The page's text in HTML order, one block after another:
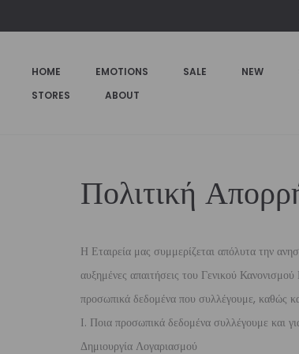
HOME EMOTIONS SALE NEW
STORES
ABOUT
Πολιτική
Η Εταιρεία μας συμμερίζεται απόλυτα την
αυξημένες απαιτήσεις του Γενικού
προσωπικά δεδομένα που συλλέγουμε, καθώς
Ι. Ποια προσωπικά δεδομένα συλλέγουμε και
Δημιουργία Λογαριασμού